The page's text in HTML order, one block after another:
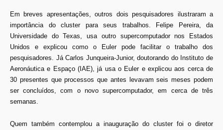
Em breves apresentações, outros dois pesquisadores ilustraram a
importância do cluster para seus trabalhos. Felipe Pereira, da
Universidade do Texas, usa outro supercomputador nos Estados
Unidos e explicou como o Euler pode facilitar o trabalho dos
pesquisadores. Já Carlos Junqueira-Junior, doutorando do Instituto de
Aeronáutica e Espaço (IAE), já usa o Euler e explicou aos cerca de
30 presentes que processos que antes levavam seis meses podem
ser concluídos, com o novo supercomputador, em cerca de três
semanas.
Quem também contemplou a inauguração do cluster foi o diretor